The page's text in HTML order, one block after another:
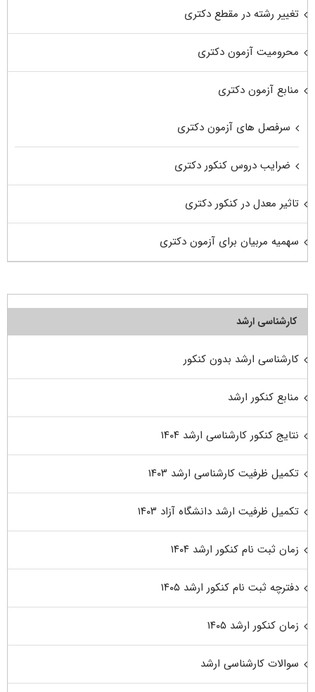
تغییر رشته در مقطع دکتری
محرومیت آزمون دکتری
منابع آزمون دکتری
سرفصل های آزمون دکتری
ضرایب دروس کنکور دکتری
تاثیر معدل در کنکور دکتری
سهمیه مربیان برای آزمون دکتری
کارشناسی ارشد
کارشناسی ارشد بدون کنکور
منابع کنکور ارشد
نتایج کنکور کارشناسی ارشد ۱۴۰۴
تکمیل ظرفیت کارشناسی ارشد ۱۴۰۳
تکمیل ظرفیت ارشد دانشگاه آزاد ۱۴۰۳
زمان ثبت نام کنکور ارشد ۱۴۰۴
دفترچه ثبت نام کنکور ارشد ۱۴۰۵
زمان کنکور ارشد ۱۴۰۵
سوالات کارشناسی ارشد